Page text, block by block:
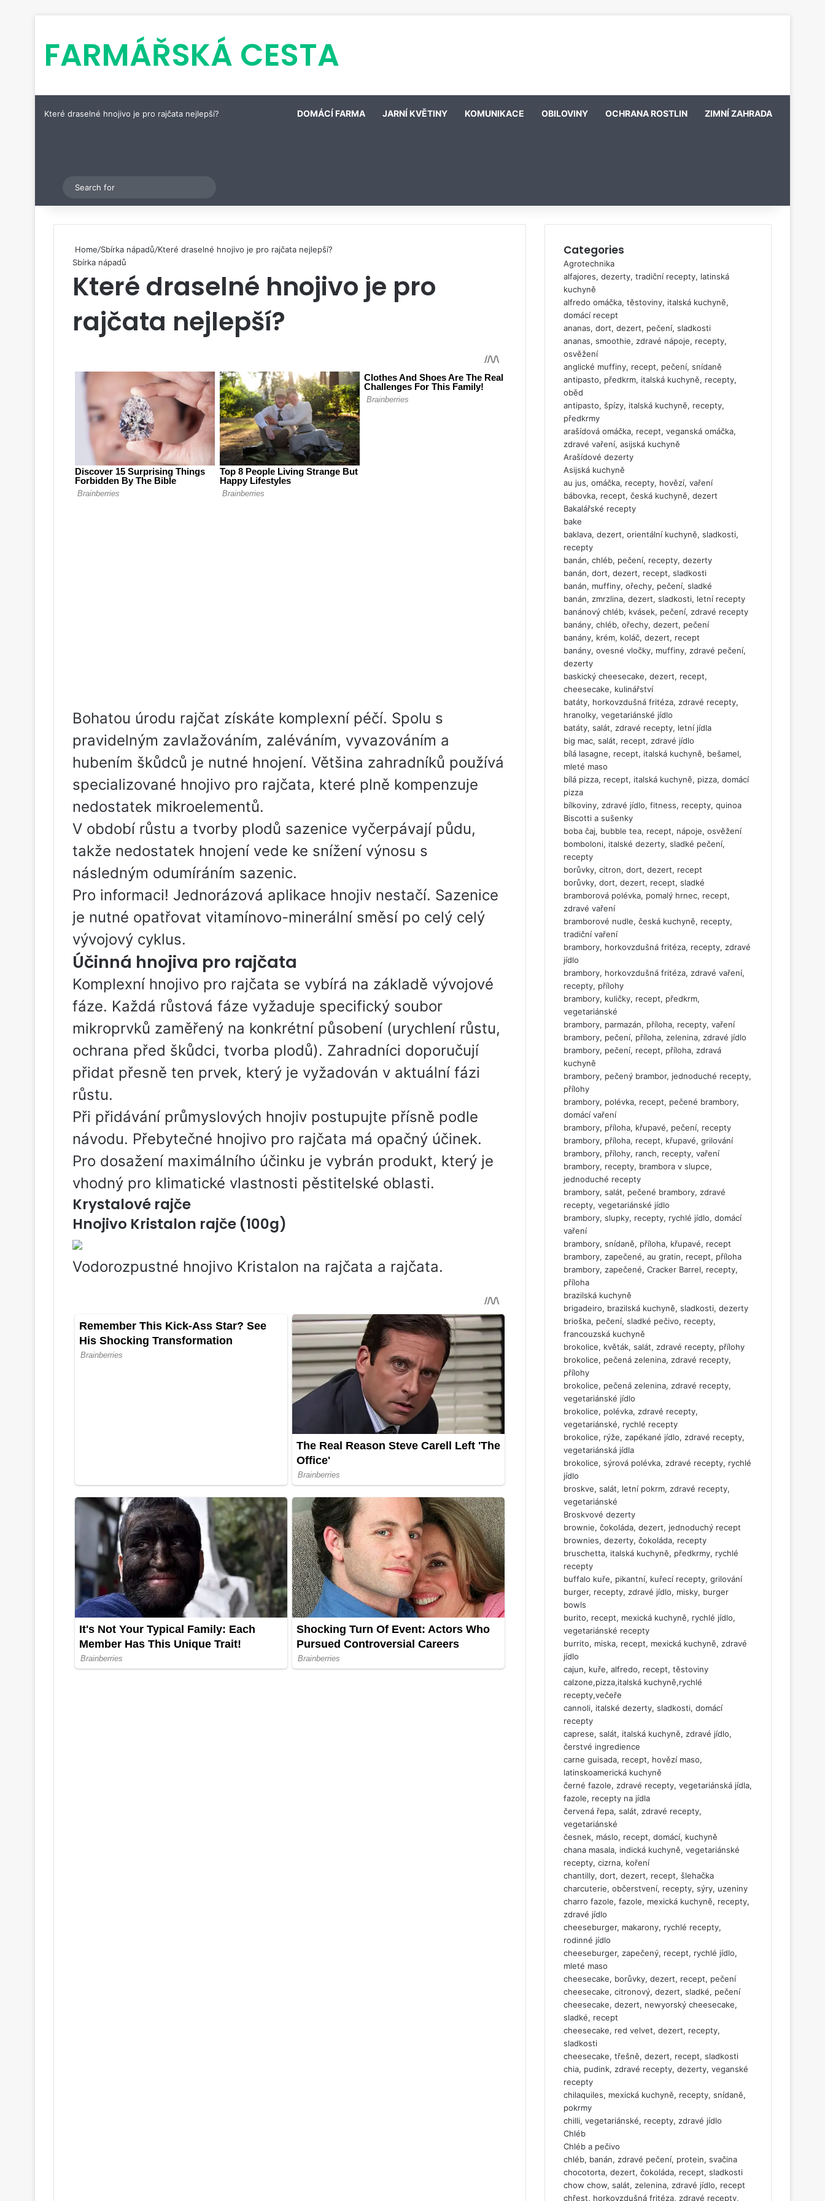
FARMÁŘSKÁ CESTA
Které draselné hnojivo je pro rajčata nejlepší? DOMÁCÍ FARMA JARNÍ KVĚTINY KOMUNIKACE OBILOVINY OCHRANA ROSTLIN ZIMNÍ ZAHRADA
Switch skin
for
Home/Sbírka nápadů/Které draselné hnojivo je pro rajčata nejlepší?
Sbírka nápadů
Které draselné hnojivo je pro
rajčata nejlepší?
Bohatou úrodu rajčat získáte komplexní péčí. Spolu s
pravidelným zavlažováním, zaléváním, vyvazováním a
hubením škůdců je nutné hnojení. Většina zahradníků používá
specializované hnojivo pro rajčata, které plně kompenzuje
nedostatek mikroelementů.
V období růstu a tvorby plodů sazenice vyčerpávají půdu,
takže nedostatek hnojení vede ke snížení výnosu s
následným odumíráním sazenic.
Pro informaci! Jednorázová aplikace hnojiv nestačí. Sazenice
je nutné opatřovat vitamínovo-minerální směsí po celý celý
vývojový cyklus.
Účinná hnojiva pro rajčata
Komplexní hnojivo pro rajčata se vybírá na základě vývojové
fáze. Každá růstová fáze vyžaduje specifický soubor
mikroprvků zaměřený na konkrétní působení (urychlení růstu,
ochrana před škůdci, tvorba plodů). Zahradníci doporučují
přidat přesně ten prvek, který je vyžadován v aktuální fázi
růstu.
Při přidávání průmyslových hnojiv postupujte přísně podle
návodu. Přebytečné hnojivo pro rajčata má opačný účinek.
Pro dosažení maximálního účinku je vybrán produkt, který je
vhodný pro klimatické vlastnosti pěstitelské oblasti.
Krystalové rajče
Hnojivo Kristalon rajče (100g)
Vodorozpustné hnojivo Kristalon na rajčata a rajčata.
Categories
Agrotechnika
alfajores, dezerty, tradiční recepty, latinská
kuchyně
alfredo omáčka, těstoviny, italská kuchyně,
domácí recept
ananas, dort, dezert, pečení, sladkosti
ananas, smoothie, zdravé nápoje, recepty,
osvěžení
anglické muffiny, recept, pečení, snídaně
antipasto, předkrm, italská kuchyně, recepty,
oběd
antipasto, špízy, italská kuchyně, recepty,
předkrmy
arašídová omáčka, recept, veganská omáčka,
zdravé vaření, asijská kuchyně
Arašídové dezerty
Asijská kuchyně
au jus, omáčka, recepty, hovězí, vaření
bábovka, recept, česká kuchyně, dezert
Bakalářské recepty
bake
baklava, dezert, orientální kuchyně, sladkosti,
recepty
banán, chléb, pečení, recepty, dezerty
banán, dort, dezert, recept, sladkosti
banán, muffiny, ořechy, pečení, sladké
banán, zmrzlina, dezert, sladkosti, letní recepty
banánový chléb, kvásek, pečení, zdravé recepty
banány, chléb, ořechy, dezert, pečení
banány, krém, koláč, dezert, recept
banány, ovesné vločky, muffiny, zdravé pečení,
dezerty
baskický cheesecake, dezert, recept,
cheesecake, kulinářství
batáty, horkovzdušná fritéza, zdravé recepty,
hranolky, vegetariánské jídlo
batáty, salát, zdravé recepty, letní jídla
big mac, salát, recept, zdravé jídlo
bílá lasagne, recept, italská kuchyně, bešamel,
mleté maso
bílá pizza, recept, italská kuchyně, pizza, domácí
pizza
bílkoviny, zdravé jídlo, fitness, recepty, quinoa
Biscotti a sušenky
boba čaj, bubble tea, recept, nápoje, osvěžení
bomboloni, italské dezerty, sladké pečení,
recepty
borůvky, citron, dort, dezert, recept
borůvky, dort, dezert, recept, sladké
bramborová polévka, pomalý hrnec, recept,
zdravé vaření
bramborové nudle, česká kuchyně, recepty,
tradiční vaření
brambory, horkovzdušná fritéza, recepty, zdravé
jídlo
brambory, horkovzdušná fritéza, zdravé vaření,
recepty, přílohy
brambory, kuličky, recept, předkrm,
vegetariánské
brambory, parmazán, příloha, recepty, vaření
brambory, pečení, příloha, zelenina, zdravé jídlo
brambory, pečení, recept, příloha, zdravá
kuchyně
brambory, pečený brambor, jednoduché recepty,
přílohy
brambory, polévka, recept, pečené brambory,
domácí vaření
brambory, příloha, křupavé, pečení, recepty
brambory, příloha, recept, křupavé, grilování
brambory, přílohy, ranch, recepty, vaření
brambory, recepty, brambora v slupce,
jednoduché recepty
brambory, salát, pečené brambory, zdravé
recepty, vegetariánské jídlo
brambory, slupky, recepty, rychlé jídlo, domácí
vaření
brambory, snídaně, příloha, křupavé, recept
brambory, zapečené, au gratin, recept, příloha
brambory, zapečené, Cracker Barrel, recepty,
příloha
brazilská kuchyně
brigadeiro, brazilská kuchyně, sladkosti, dezerty
brioška, pečení, sladké pečivo, recepty,
francouzská kuchyně
brokolice, květák, salát, zdravé recepty, přílohy
brokolice, pečená zelenina, zdravé recepty,
přílohy
brokolice, pečená zelenina, zdravé recepty,
vegetariánské jídlo
brokolice, polévka, zdravé recepty,
vegetariánské, rychlé recepty
brokolice, rýže, zapékané jídlo, zdravé recepty,
vegetariánská jídla
brokolice, sýrová polévka, zdravé recepty, rychlé
jídlo
broskve, salát, letní pokrm, zdravé recepty,
vegetariánské
Broskvové dezerty
brownie, čokoláda, dezert, jednoduchý recept
brownies, dezerty, čokoláda, recepty
bruschetta, italská kuchyně, předkrmy, rychlé
recepty
buffalo kuře, pikantní, kuřecí recepty, grilování
burger, recepty, zdravé jídlo, misky, burger
bowls
burito, recept, mexická kuchyně, rychlé jídlo,
vegetariánské recepty
burrito, miska, recept, mexická kuchyně, zdravé
jídlo
cajun, kuře, alfredo, recept, těstoviny
calzone,pizza,italská kuchyně,rychlé
recepty,večeře
cannoli, italské dezerty, sladkosti, domácí
recepty
caprese, salát, italská kuchyně, zdravé jídlo,
čerstvé ingredience
carne guisada, recept, hovězí maso,
latinskoamerická kuchyně
černé fazole, zdravé recepty, vegetariánská jídla,
fazole, recepty na jídla
červená řepa, salát, zdravé recepty,
vegetariánské
česnek, máslo, recept, domácí, kuchyně
chana masala, indická kuchyně, vegetariánské
recepty, cizrna, koření
chantilly, dort, dezert, recept, šlehačka
charcuterie, občerstvení, recepty, sýry, uzeniny
charro fazole, fazole, mexická kuchyně, recepty,
zdravé jídlo
cheeseburger, makarony, rychlé recepty,
rodinné jídlo
cheeseburger, zapečený, recept, rychlé jídlo,
mleté maso
cheesecake, borůvky, dezert, recept, pečení
cheesecake, citronový, dezert, sladké, pečení
cheesecake, dezert, newyorský cheesecake,
sladké, recept
cheesecake, red velvet, dezert, recepty,
sladkosti
cheesecake, třešně, dezert, recept, sladkosti
chia, pudink, zdravé recepty, dezerty, veganské
recepty
chilaquiles, mexická kuchyně, recepty, snídaně,
pokrmy
chilli, vegetariánské, recepty, zdravé jídlo
Chléb
Chléb a pečivo
chléb, banán, zdravé pečení, protein, svačina
chocotorta, dezert, čokoláda, recept, sladkosti
chow chow, salát, zelenina, zdravé jídlo, recept
chřest, horkovzdušná fritéza, zdravé recepty,